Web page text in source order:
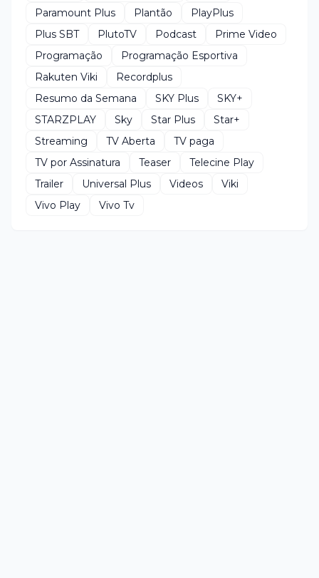
Paramount Plus
Plantão
PlayPlus
Plus SBT
PlutoTV Podcast
Prime Video
Programação
Programação Esportiva
Rakuten Viki
Recordplus
Resumo da Semana
SKY Plus
SKY+
STARZPLAY
Sky Star Plus
Star+
Streaming
TV Aberta
TV paga
TV por Assinatura
Teaser
Telecine Play
Trailer
Universal Plus Videos
Viki
Vivo Play
Vivo Tv